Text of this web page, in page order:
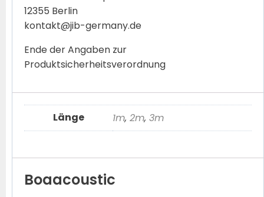
12355 Berlin
kontakt@jib-germany.de
Ende der Angaben zur
Produktsicherheitsverordnung
Länge 1m, 2m, 3m
Boaacoustic